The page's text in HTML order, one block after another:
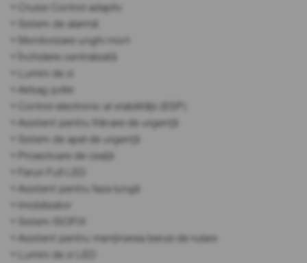
• Cruise Control adaptiv
• Sistem de alarmă
• Monitorizare unghi mort
• Închidere centralizată
• Lumini de zi
• Airbag șofer
• Control electronic al stabilității (ESP)
• Asistent pentru frânare de urgență
• Sistem de apel de urgență
• Proiectoare de ceață
• Faruri Full LED
• Asistent pentru faza lungă
• Imobilizator
• Sistem ISOFIX
• Asistent pentru menținerea benzii de rulare
• Lumini de zi LED